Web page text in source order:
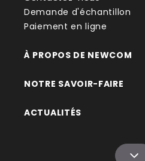
Demande d'échantillon
Paiement en ligne
À PROPOS DE NEWCOM
NOTRE SAVOIR-FAIRE
ACTUALITÉS